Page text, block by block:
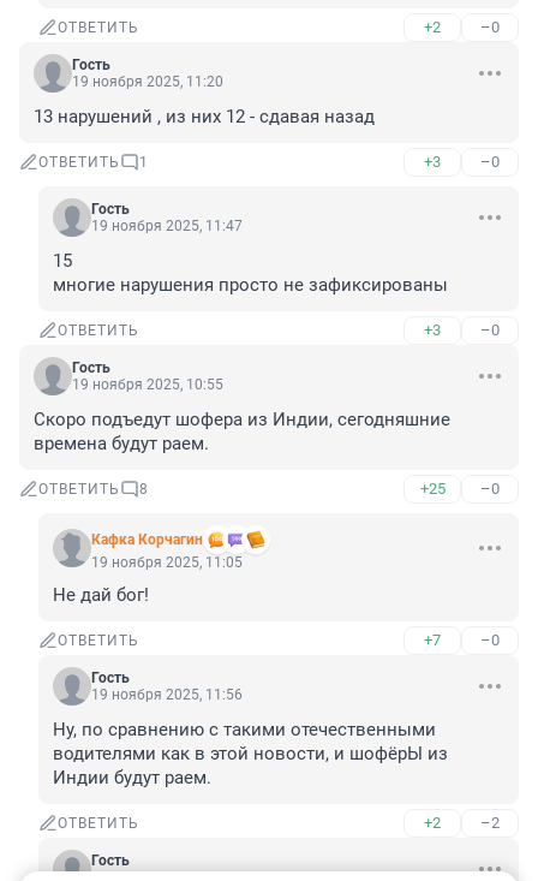
ОТВЕТИТЬ +2 –0
Гость
19 ноября 2025, 11:20
13 нарушений , из них 12 - сдавая назад
ОТВЕТИТЬ 1 +3 –0
Гость
19 ноября 2025, 11:47
15
многие нарушения просто не зафиксированы
ОТВЕТИТЬ +3 –0
Гость
19 ноября 2025, 10:55
Скоро подъедут шофера из Индии, сегодняшние
времена будут раем.
ОТВЕТИТЬ 8 +25 –0
Кафка Корчагин
19 ноября 2025, 11:05
Не дай бог!
ОТВЕТИТЬ +7 –0
Гость
19 ноября 2025, 11:56
Ну, по сравнению с такими отечественными
водителями как в этой новости, и шофёрЫ из
Индии будут раем.
ОТВЕТИТЬ +2 –2
Гость